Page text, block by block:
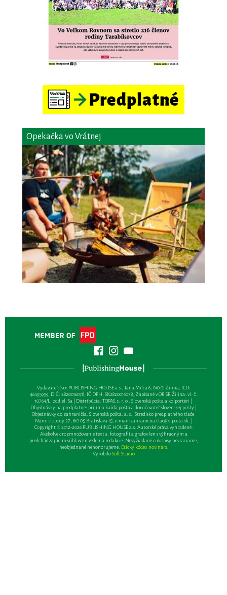
Opekačka vo Vrátnej
Vydavateľsťvo: PUBLISHING HOUSE a.s., Jána Milca 6, 010 01 Žilina, IČO:
46495959, DIČ: 2820016078, IČ DPH: SK2820016078, Zapísané v OR SR Žilina: vl. č.
10764/L, oddiel: Sa | Distribúcia: TOPAS, s. r. o., Slovenská pošta a kolportéri |
Objednávky na predplatné: prijíma každá pošta a doručovateľ Slovenskej pošty |
Objednávky do zahraničia: Slovenská pošta, a. s., Stredisko predplatného tlače,
Nám. slobody 27, 810 05 Bratislava 15, e-mail:zahranicna.tlac@slposta.sk. |
Copyright © 2012-2026 PUBLISHING HOUSE a.s. Autorské práva vyhradené.
Akékoľvek rozmnožovanie textu, fotografií a grafov len s výhradným a
predchádzajúcim súhlasom vedenia redakcie. Nevyžiadané rukopisy nevraciame,
neobjednané nehonorujeme. Etický kódex novinára
VyrobiloSoft Studio